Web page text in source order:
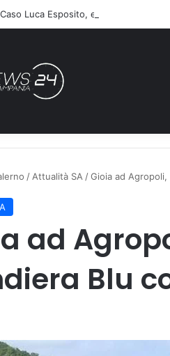
Caso Luca Esposito, emergono nuovi
/ Attualità SA /Gioia ad
ad
Blu